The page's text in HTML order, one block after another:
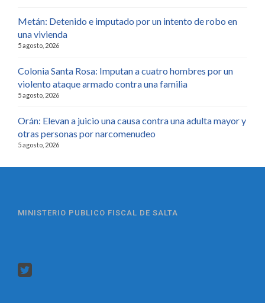
Metán: Detenido e imputado por un intento de robo en
una vivienda
5 agosto, 2026
Colonia Santa Rosa: Imputan a cuatro hombres por un
violento ataque armado contra una familia
5 agosto, 2026
Orán: Elevan a juicio una causa contra una adulta mayor y
otras personas por narcomenudeo
5 agosto, 2026
MINISTERIO PUBLICO FISCAL DE SALTA